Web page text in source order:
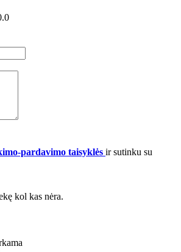
pardavimo taisyklės ir sutinku su
kol kas nėra.